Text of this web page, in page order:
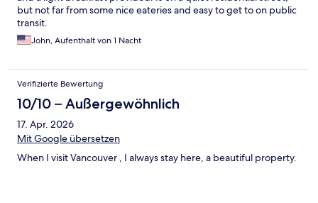
but not far from some nice eateries and easy to get to on public
transit.
John, Aufenthalt von 1 Nacht
Verifizierte Bewertung
10/10 – Außergewöhnlich
17. Apr. 2026
Mit Google übersetzen
When I visit Vancouver , I always stay here, a beautiful property.